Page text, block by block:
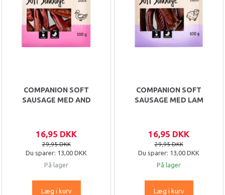
COMPANION SOFT
SAUSAGE MED AND
16,95 DKK
29,95 DKK
Du sparer: 13,00 DKK
På lager
Læg i kurv
COMPANION SOFT
SAUSAGE MED LAM
16,95 DKK
29,95 DKK
Du sparer: 13,00 DKK
På lager
Læg i kurv